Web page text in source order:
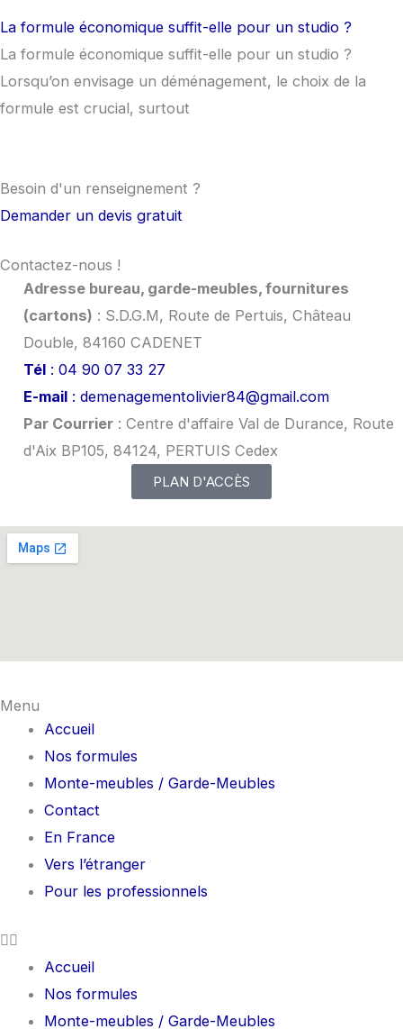
La formule économique suffit-elle pour un studio ?
La formule économique suffit-elle pour un studio ?
Lorsqu’on envisage un déménagement, le choix de la
formule est crucial, surtout
Besoin d'un renseignement ?
Demander un devis gratuit
Contactez-nous !
Adresse bureau, garde-meubles, fournitures
(cartons) : S.D.G.M, Route de Pertuis, Château
Double, 84160 CADENET
Tél: 04 90 07 33 27
E-mail: demenagementolivier84@gmail.com
Par Courrier: Centre d'affaire Val de Durance, Route
d'Aix BP105, 84124, PERTUIS Cedex
PLAN D'ACCÈS
Menu
Accueil
Nos formules
Monte-meubles / Garde-Meubles
Contact
En France
Vers l’étranger
Pour les professionnels
Accueil
Nos formules
Monte-meubles / Garde-Meubles